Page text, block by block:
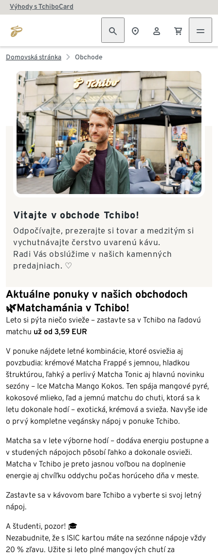
Výhody s TchiboCard
Domovská stránka Obchode
Vitajte v obchode Tchibo!
Odpočívajte, prezerajte si tovar a medzitým si
vychutnávajte čerstvo uvarenú kávu.
Radi Vás obslúžime v našich kamenných
predajniach. ♡
Aktuálne ponuky v našich obchodoch
🌿Matchamánia v Tchibo!
Leto si pýta niečo svieže – zastavte sa v Tchibo na ľadovú
matchu už od 3,59 EUR
V ponuke nájdete letné kombinácie, ktoré osviežia aj
povzbudia: krémové Matcha Frappé s jemnou, hladkou
štruktúrou, ľahký a perlivý Matcha Tonic aj hlavnú novinku
sezóny – Ice Matcha Mango Kokos. Ten spája mangové pyré,
kokosové mlieko, ľad a jemnú matchu do chuti, ktorá sa k
letu dokonale hodí – exotická, krémová a svieža. Navyše ide
o prvý kompletne vegánsky nápoj v ponuke Tchibo.
Matcha sa v lete výborne hodí – dodáva energiu postupne a
v studených nápojoch pôsobí ľahko a dokonale osvieži.
Matcha v Tchibo je preto jasnou voľbou na doplnenie
energie aj chvíľku oddychu počas horúceho dňa v meste.
Zastavte sa v kávovom bare Tchibo a vyberte si svoj letný
nápoj.
A študenti, pozor! 🎓
Nezabudnite, že s ISIC kartou máte na sezónne nápoje vždy
20 % zľavu. Užite si leto plné mangových chutí za